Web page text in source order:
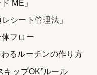
ME」
シート管理法」
フロー
るルーチンの作り方
キップOK”ルール